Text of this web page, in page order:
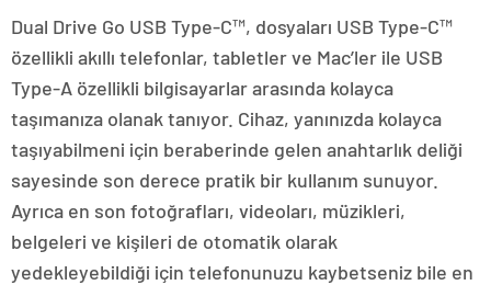
Dual Drive Go USB Type-C™, dosyaları USB Type-C™
özellikli akıllı telefonlar, tabletler ve Mac’ler ile USB
Type-A özellikli bilgisayarlar arasında kolayca
taşımanıza olanak tanıyor. Cihaz, yanınızda kolayca
taşıyabilmeni için beraberinde gelen anahtarlık deliği
sayesinde son derece pratik bir kullanım sunuyor.
Ayrıca en son fotoğrafları, videoları, müzikleri,
belgeleri ve kişileri de otomatik olarak
yedekleyebildiği için telefonunuzu kaybetseniz bile en